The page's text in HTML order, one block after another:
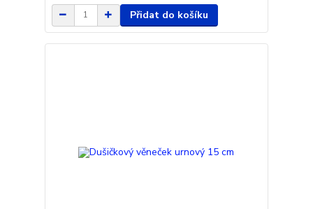
Přidat do košíku